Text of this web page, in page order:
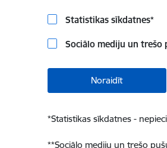
Statistikas sīkdatnes*
Sociālo mediju un trešo
Noraidīt
*Statistikas sīkdatnes -
**Sociālo mediju un trešo